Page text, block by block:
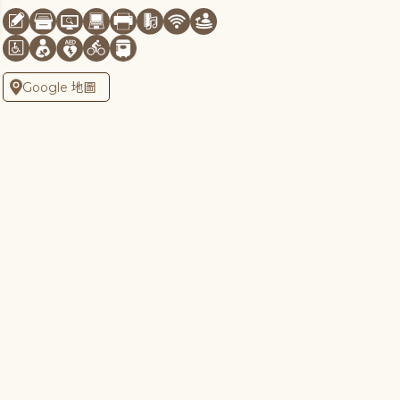
Google 地圖